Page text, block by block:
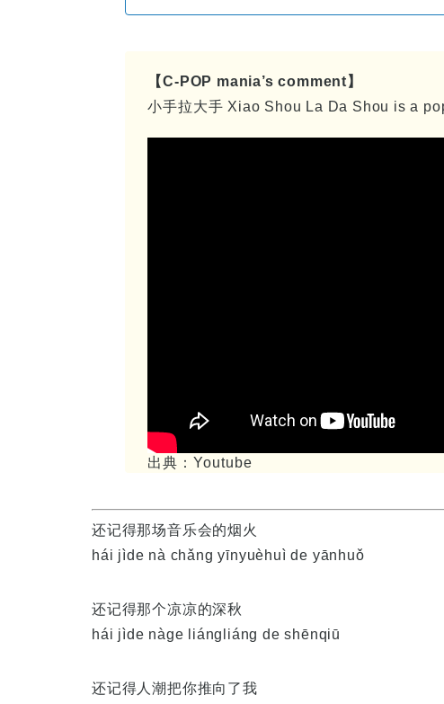
【C-POP mania’s comment】
小手拉大手 Xiao Shou La Da Shou is a
出典：Youtube
还记得那场音乐会的烟火
hái jìde nà chǎng yīnyuèhuì de yānhuǒ
还记得那个凉凉的深秋
hái jìde nàge liángliáng de shēnqiū
还记得人潮把你推向了我